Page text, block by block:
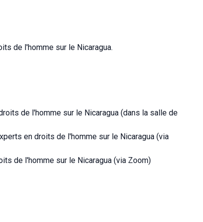
de l'homme sur le Nicaragua.
de l'homme sur le Nicaragua (dans la salle de
en droits de l'homme sur le Nicaragua (via
de l'homme sur le Nicaragua (via Zoom)